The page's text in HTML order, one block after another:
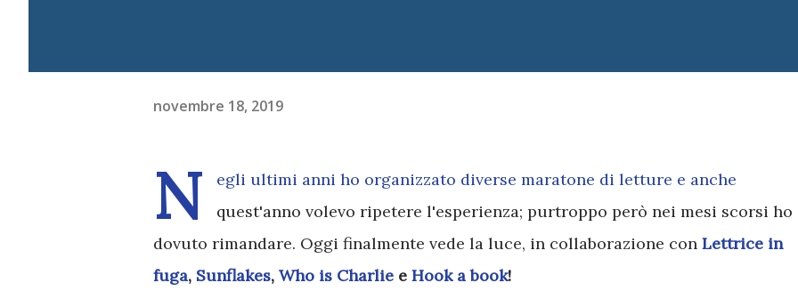
novembre 18, 2019
N
egli ultimi anni ho organizzato diverse maratone di letture e anche
quest'anno volevo ripetere l'esperienza; purtroppo però nei mesi scorsi ho
dovuto rimandare. Oggi finalmente vede la luce, in collaborazione con Lettrice in
fuga, Sunflakes, Who is Charlie e Hook a book!